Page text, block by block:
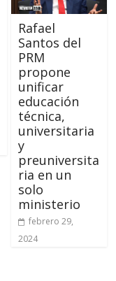
Rafael
Santos del
PRM
propone
unificar
educación
técnica,
universitaria
y
preuniversita
ria en un
solo
ministerio
febrero 29,
2024